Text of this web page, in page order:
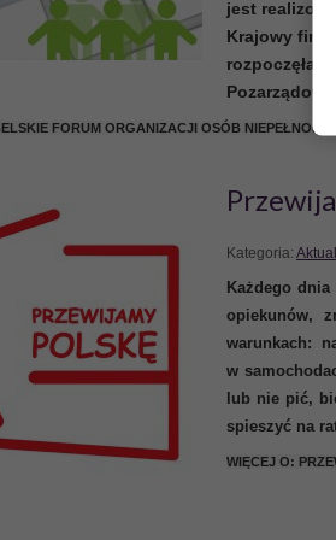
Biuro Karier dla
niepełnosprawnych
niepełnosprawnościami na
CZYTAJ WIĘCEJ
jest
Krajowy
rozpoczęła
Pozarzą
FORUM ORGANIZACJI OSÓB
Kategoria:
Każdego
opiekunów,
warunkach:
w
lub nie pić,
spieszyć na
WIĘCEJ O: